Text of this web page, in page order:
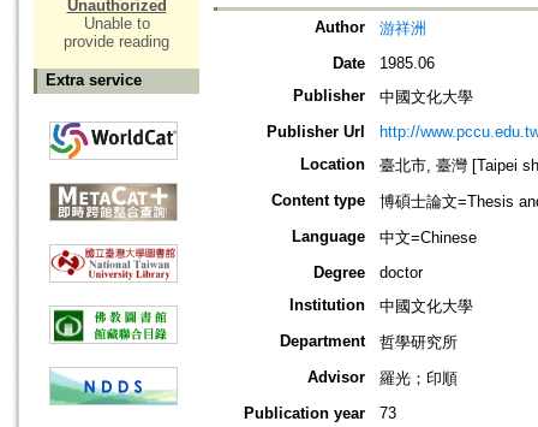
Unauthorized
Unable to
provide reading
Extra service
Author
游祥洲
Date
1985.06
Publisher
中國文化大學
Publisher Url
http://
Location
臺北市, 臺灣 [Taipei
Content type
博碩士論文=Thesis
Language
中文=Chinese
Degree
doctor
Institution
中國文化大學
Department
哲學研究所
Advisor
羅光；印順
Publication year
73